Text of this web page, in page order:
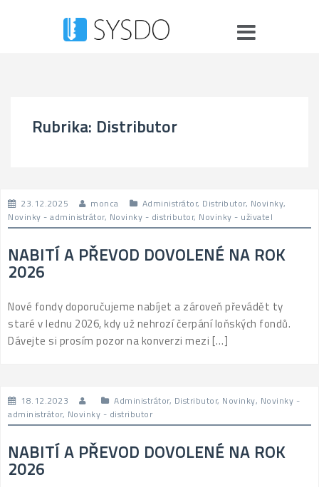
Rubrika: Distributor
23.12.2025 monca Administrátor, Distributor, Novinky,
Novinky - administrátor, Novinky - distributor, Novinky - uživatel
NABITÍ A PŘEVOD DOVOLENÉ NA ROK
2026
Nové fondy doporučujeme nabíjet a zároveň převádět ty
staré v lednu 2026, kdy už nehrozí čerpání loňských fondů.
Dávejte si prosím pozor na konverzi mezi […]
18.12.2023 Administrátor, Distributor, Novinky, Novinky -
administrátor, Novinky - distributor
NABITÍ A PŘEVOD DOVOLENÉ NA ROK
2026